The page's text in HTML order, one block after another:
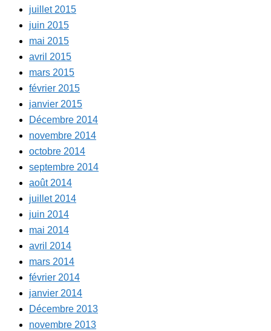
juillet 2015
juin 2015
mai 2015
avril 2015
mars 2015
février 2015
janvier 2015
Décembre 2014
novembre 2014
octobre 2014
septembre 2014
août 2014
juillet 2014
juin 2014
mai 2014
avril 2014
mars 2014
février 2014
janvier 2014
Décembre 2013
novembre 2013